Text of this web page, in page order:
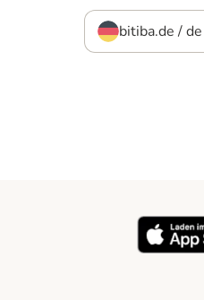
bitiba.de / de